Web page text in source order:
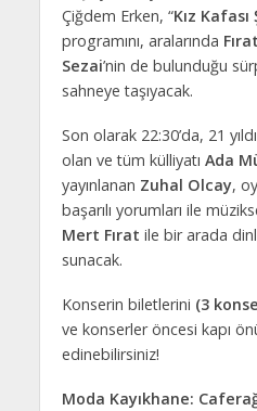
Çiğdem Erken, “Kız Kafası
programını, aralarında
Sezai’nin de bulunduğu
sahneye taşıyacak.
Son olarak 22:30’da, 21
olan ve tüm külliyatı Ada
yayınlanan Zuhal Olcay,
başarılı yorumları ile
Mert Fırat ile bir arada
sunacak.
Konserin biletlerini (3
ve konserler öncesi kapı
edinebilirsiniz!
Moda Kayıkhane: